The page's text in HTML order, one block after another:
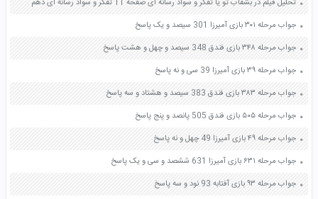
تحلیل فیلم در بشقاب تو یا تفکر و سواد رسانه ای صفحه 11 تفکر و سواد رسانه ای دهم
جواب مرحله ۳۰۱ بازی آمیرزا 301 سیصد و یک پاسخ
جواب مرحله ۳۴۸ بازی فندق 348 سیصد و چهل و هشت پاسخ
جواب مرحله ۳۹ بازی آمیرزا 39 سی و نه پاسخ
جواب مرحله ۳۸۳ بازی فندق 383 سیصد و هشتاد و سه پاسخ
جواب مرحله ۵۰۵ بازی فندق 505 پانصد و پنج پاسخ
جواب مرحله ۴۹ بازی آمیرزا 49 چهل و نه پاسخ
جواب مرحله ۶۳۱ بازی آمیرزا 631 ششصد و سی و یک پاسخ
جواب مرحله ۹۳ بازی آفتابه 93 نود و سه پاسخ